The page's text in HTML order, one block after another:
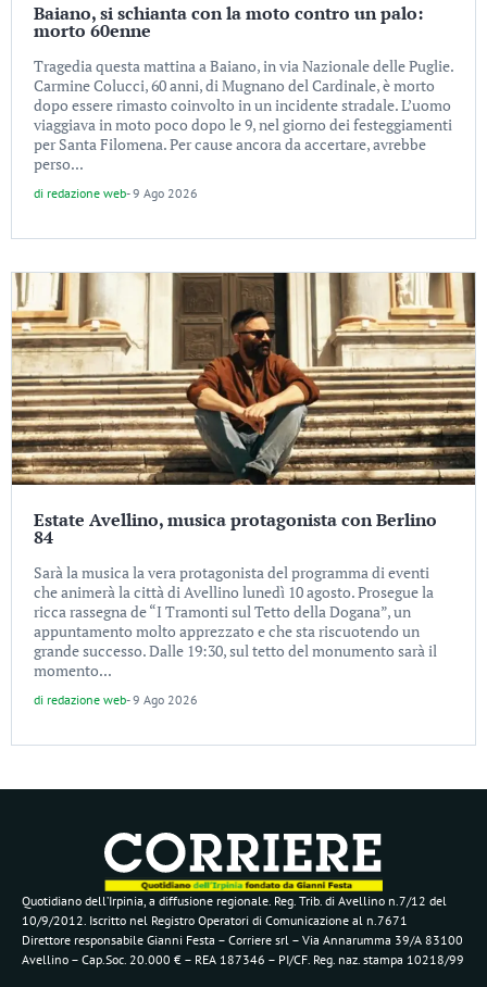
Baiano, si schianta con la moto contro un palo:
morto 60enne
Tragedia questa mattina a Baiano, in via Nazionale delle Puglie.
Carmine Colucci, 60 anni, di Mugnano del Cardinale, è morto
dopo essere rimasto coinvolto in un incidente stradale. L’uomo
viaggiava in moto poco dopo le 9, nel giorno dei festeggiamenti
per Santa Filomena. Per cause ancora da accertare, avrebbe
perso...
di redazione web-9 Ago 2026
Estate Avellino, musica protagonista con Berlino
84
Sarà la musica la vera protagonista del programma di eventi
che animerà la città di Avellino lunedì 10 agosto. Prosegue la
ricca rassegna de “I Tramonti sul Tetto della Dogana”, un
appuntamento molto apprezzato e che sta riscuotendo un
grande successo. Dalle 19:30, sul tetto del monumento sarà il
momento...
di redazione web-9 Ago 2026
Quotidiano dell’Irpinia, a diffusione regionale. Reg. Trib. di Avellino n.7/12 del
10/9/2012. Iscritto nel Registro Operatori di Comunicazione al n.7671
Direttore responsabile Gianni Festa – Corriere srl – Via Annarumma 39/A 83100
Avellino – Cap.Soc. 20.000 € – REA 187346 – PI/CF. Reg. naz. stampa 10218/99